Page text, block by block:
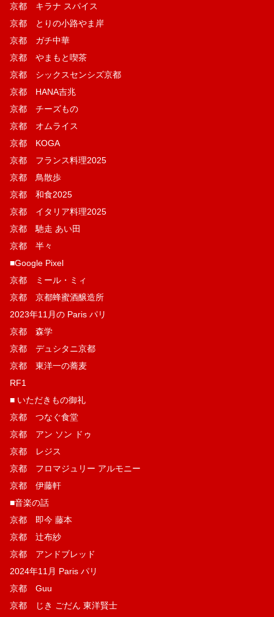
京都 キラナ スパイス
京都 とりの小路やま岸
京都 ガチ中華
京都 やまもと喫茶
京都 シックスセンシズ京都
京都 HANA吉兆
京都 チーズもの
京都 オムライス
京都 KOGA
京都 フランス料理2025
京都 鳥散歩
京都 和食2025
京都 イタリア料理2025
京都 馳走 あい田
京都 半々
■Google Pixel
京都 ミール・ミィ
京都 京都蜂蜜酒醸造所
2023年11月の Paris パリ
京都 森学
京都 デュシタニ京都
京都 東洋一の蕎麦
RF1
■ いただきもの御礼
京都 つなぐ食堂
京都 アン ソン ドゥ
京都 レジス
京都 フロマジュリー アルモニー
京都 伊藤軒
■音楽の話
京都 即今 藤本
京都 辻布紗
京都 アンドブレッド
2024年11月 Paris パリ
京都 Guu
京都 じき ごだん 東洋賢士